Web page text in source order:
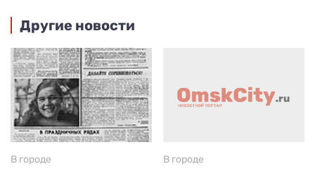
Другие новости
В городе
В городе